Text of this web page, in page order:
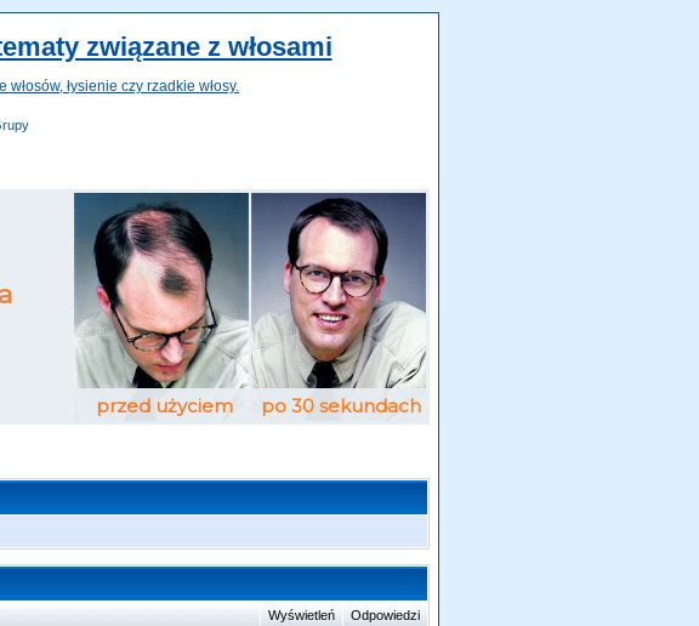
związane z włosami
łysienie czy rzadkie włosy.
Wyświetleń Odpowiedzi